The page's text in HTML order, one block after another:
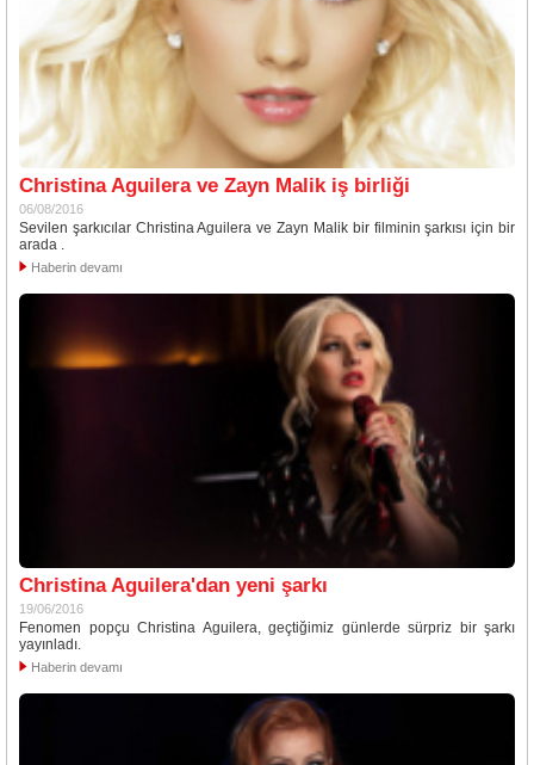
Christina Aguilera ve Zayn Malik iş birliği
06/08/2016
Sevilen şarkıcılar Christina Aguilera ve Zayn Malik bir filminin şarkısı için bir
arada .
Haberin devamı
Christina Aguilera'dan yeni şarkı
19/06/2016
Fenomen popçu Christina Aguilera, geçtiğimiz günlerde sürpriz bir şarkı
yayınladı.
Haberin devamı